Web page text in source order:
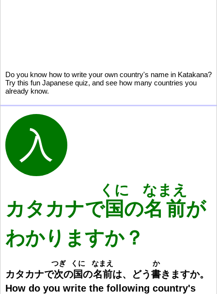
Do you know how to write your own country's name in Katakana?
Try this fun Japanese quiz, and see how many countries you
already know.
カタカナで国
くに
の名前
なまえ
が
わかりますか？
カタカナで次
つぎ
の国
くに
の名前
なまえ
は、どう書
か
きますか。
How do you write the following country's